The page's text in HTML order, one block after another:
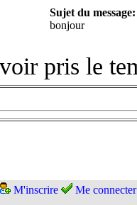
Sujet du message:
bonjour
pris le
M'inscrire Me connecter